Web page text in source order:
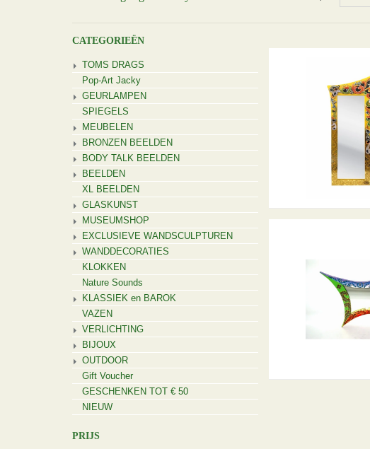
CATEGORIEËN
TOMS DRAGS
Pop-Art Jacky
GEURLAMPEN
SPIEGELS
MEUBELEN
BRONZEN BEELDEN
BODY TALK BEELDEN
BEELDEN
XL BEELDEN
GLASKUNST
MUSEUMSHOP
EXCLUSIEVE WANDSCULPTUREN
WANDDECORATIES
KLOKKEN
Nature Sounds
KLASSIEK en BAROK
VAZEN
VERLICHTING
BIJOUX
OUTDOOR
Gift Voucher
GESCHENKEN TOT € 50
NIEUW
PRIJS